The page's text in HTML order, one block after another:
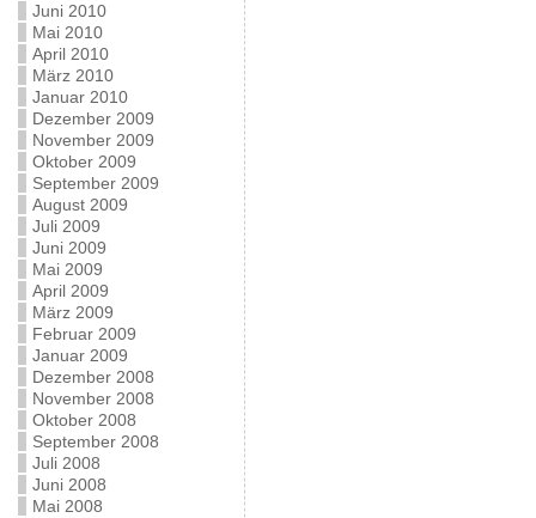
Juni 2010
Mai 2010
April 2010
März 2010
Januar 2010
Dezember 2009
November 2009
Oktober 2009
September 2009
August 2009
Juli 2009
Juni 2009
Mai 2009
April 2009
März 2009
Februar 2009
Januar 2009
Dezember 2008
November 2008
Oktober 2008
September 2008
Juli 2008
Juni 2008
Mai 2008